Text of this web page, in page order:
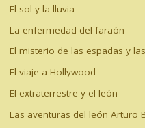
El sol y la lluvia
La enfermedad del faraón
El misterio de las espadas y
El viaje a Hollywood
El extraterrestre y el león
Las aventuras del león Arturo